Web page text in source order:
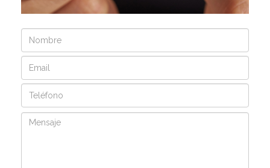
Nombre
Email
Teléfono
Mensaje